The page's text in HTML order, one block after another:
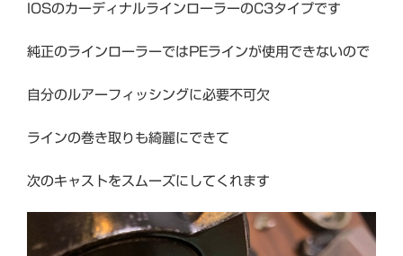
IOSのカーディナルラインローラーのC3タイプです
純正のラインローラーではPEラインが使用できないので
自分のルアーフィッシングに必要不可欠
ラインの巻き取りも綺麗にできて
次のキャストをスムーズにしてくれます